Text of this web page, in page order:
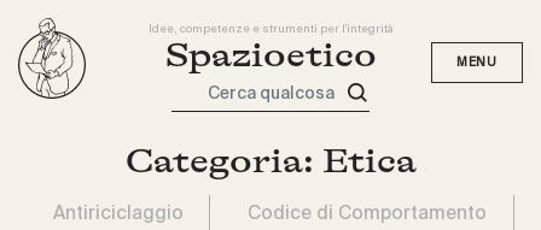
Idee, competenze e strumenti per l'integrità
Spazioetico
Cerca qualcosa
Categoria: Etica
Antiriciclaggio Codice di Comportamento